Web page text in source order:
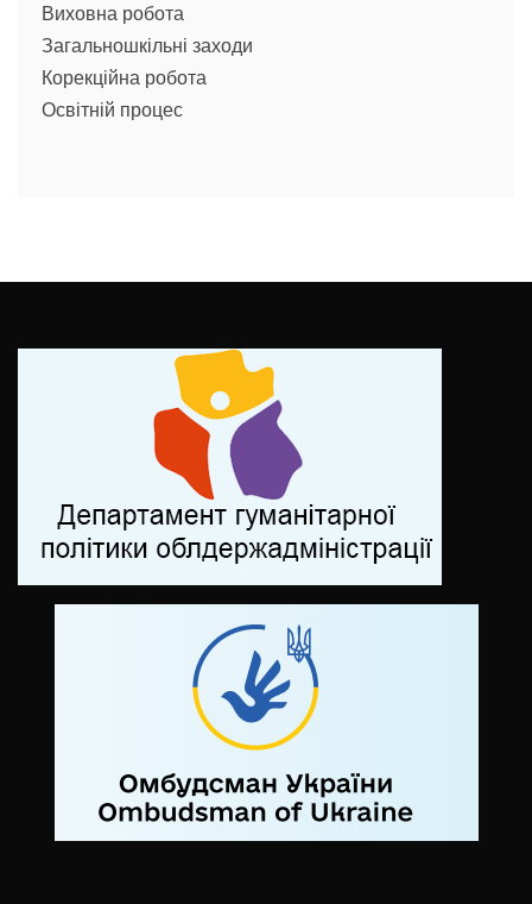
Виховна робота
Загальношкільні заходи
Корекційна робота
Освітній процес